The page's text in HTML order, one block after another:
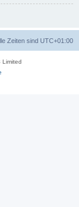
Zeiten sind UTC+01:00
Limited